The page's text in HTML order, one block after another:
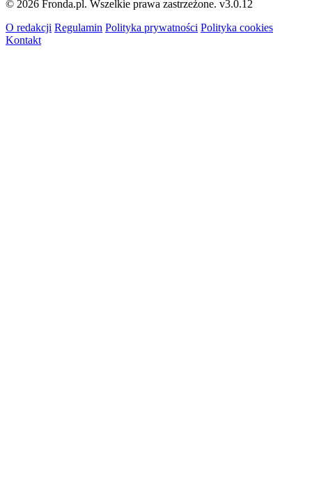
© 2026 Fronda.pl. Wszelkie prawa zastrzeżone. v3.0.12
O redakcji Regulamin Polityka prywatności Polityka cookies
Kontakt